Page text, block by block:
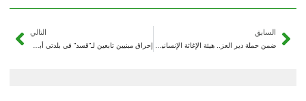
السابق التالي